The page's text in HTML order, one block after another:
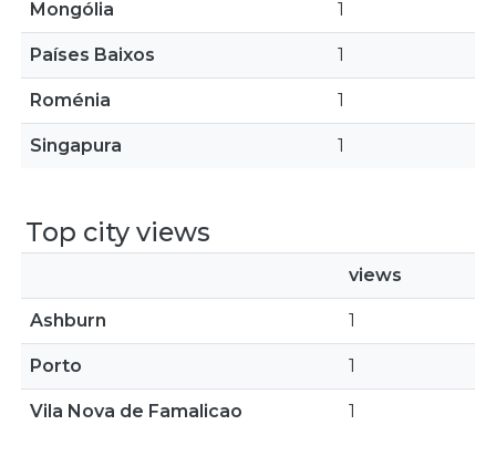
Mongólia 1
Países Baixos 1
Roménia 1
Singapura 1
Top city views
views
Ashburn 1
Porto 1
Vila Nova de Famalicao 1